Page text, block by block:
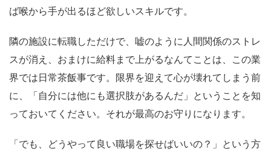
ば喉から手が出るほど欲しいスキルです。
隣の施設に転職しただけで、嘘のように人間関係のストレ
スが消え、おまけに給料まで上がるなんてことは、この業
界では日常茶飯事です。限界を迎えて心が壊れてしまう前
に、「自分には他にも選択肢があるんだ」ということを知
っておいてください。それが最高のお守りになります。
「でも、どうやって良い職場を探せばいいの？」という方